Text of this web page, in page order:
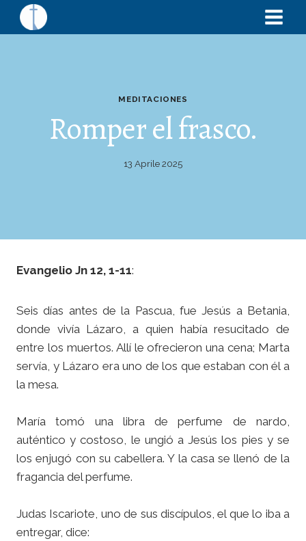
MEDITACIONES
Romper el frasco.
13 Aprile 2025
Evangelio Jn 12, 1-11:
Seis días antes de la Pascua, fue Jesús a Betania,
donde vivía Lázaro, a quien había resucitado de
entre los muertos. Allí le ofrecieron una cena; Marta
servía, y Lázaro era uno de los que estaban con él a
la mesa.
María tomó una libra de perfume de nardo,
auténtico y costoso, le ungió a Jesús los pies y se
los enjugó con su cabellera. Y la casa se llenó de la
fragancia del perfume.
Judas Iscariote, uno de sus discípulos, el que lo iba a
entregar, dice: